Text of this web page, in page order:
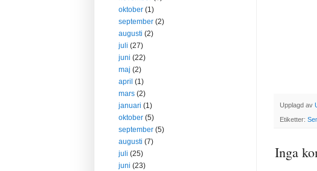
Upplagd av
Etiketter:
Inga
oktober (1)
september (2)
augusti (2)
juli (27)
juni (22)
maj (2)
april (1)
mars (2)
januari (1)
oktober (5)
september (5)
augusti (7)
juli (25)
juni (23)